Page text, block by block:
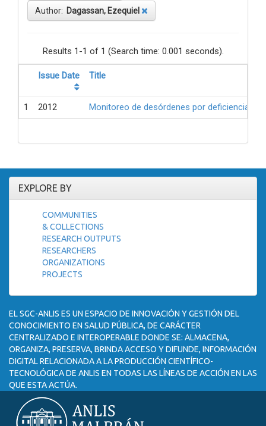
Author: Dagassan, Ezequiel
Results 1-1 of 1 (Search time: 0.001 seconds).
Issue Date Title
1 2012 Monitoreo de desórdenes por deficiencia
EXPLORE BY
COMMUNITIES
& COLLECTIONS
RESEARCH OUTPUTS
RESEARCHERS
ORGANIZATIONS
PROJECTS
EL SGC-ANLIS ES UN ESPACIO DE INNOVACIÓN Y GESTIÓN DEL
CONOCIMIENTO EN SALUD PÚBLICA, DE CARÁCTER
CENTRALIZADO E INTEROPERABLE DONDE SE: ALMACENA,
ORGANIZA, PRESERVA, BRINDA ACCESO Y DIFUNDE, INFORMACIÓN
DIGITAL RELACIONADA A LA PRODUCCIÓN CIENTÍFICO-
TECNOLÓGICA DE ANLIS EN TODAS LAS LÍNEAS DE ACCIÓN EN LAS
QUE ESTA ACTÚA.